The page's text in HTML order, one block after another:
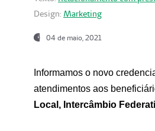
Design: Marketing
04 de maio, 2021
Informamos o novo
atendimentos aos
Local, Intercâmbio